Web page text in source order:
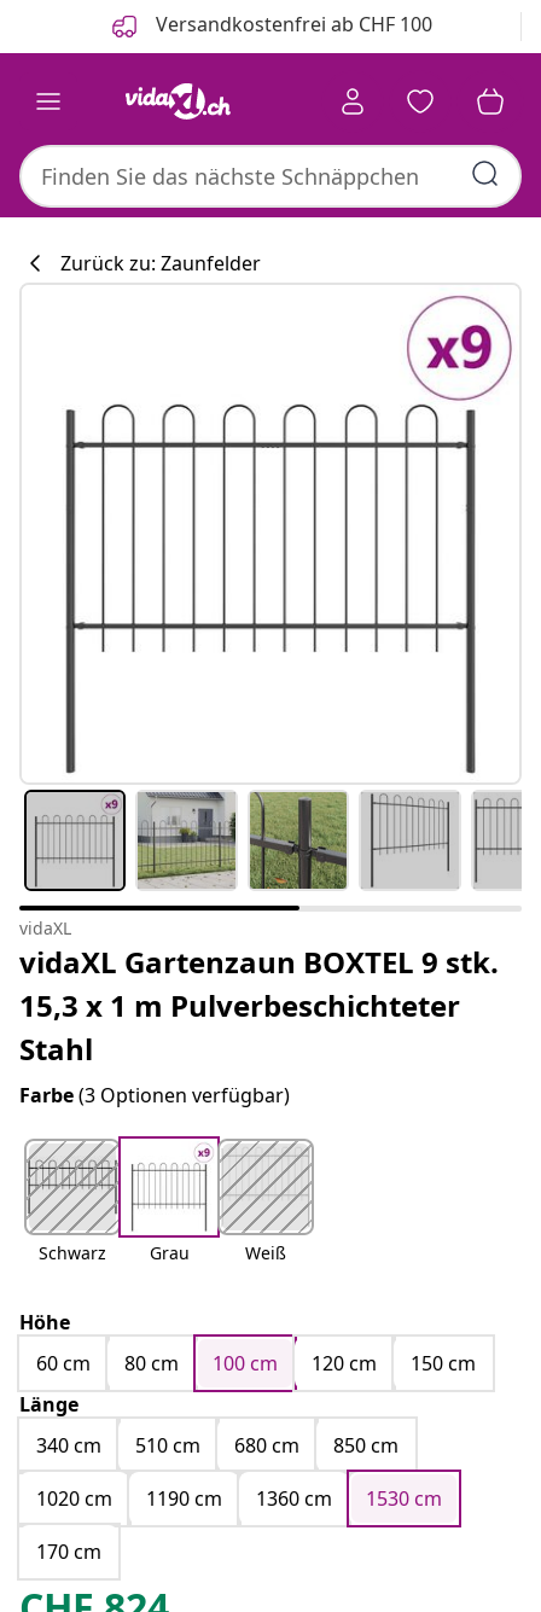
Versandkostenfrei ab CHF 100
Zurück zu: Zaunfelder
vidaXL
vidaXL Gartenzaun BOXTEL 9 stk.
15,3 x 1 m Pulverbeschichteter
Stahl
Farbe(3 Optionen verfügbar)
Schwarz Grau Weiß
Höhe
60 cm
80 cm 100 cm 120 cm
150 cm
Länge
340 cm
510 cm 680 cm
850 cm
1020 cm
1190 cm 1360 cm
1530 cm
170 cm